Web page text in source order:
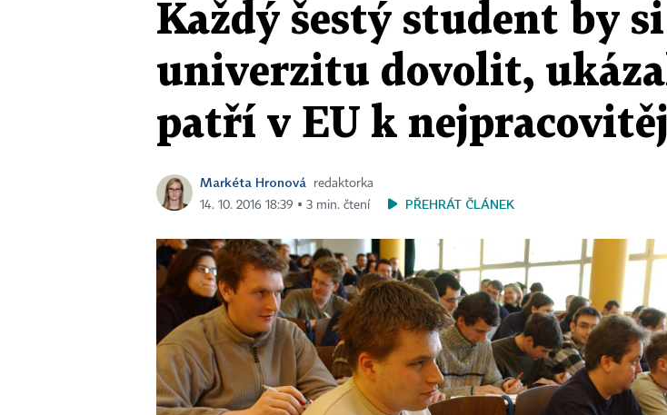
Každý šestý student by
univerzitu dovolit,
patří v EU k
Markéta Hronová
redaktorka
14. 10. 2016 18:39 ▪ 3 min. čtení
PŘEHRÁT ČLÁNEK